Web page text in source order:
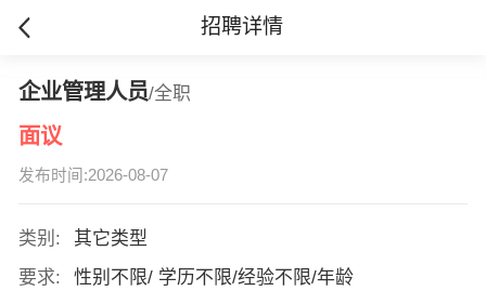
招聘详情
企业管理人员/全职
面议
发布时间:2026-08-07
类别:
其它类型
要求:
性别不限/ 学历不限/经验不限/年龄